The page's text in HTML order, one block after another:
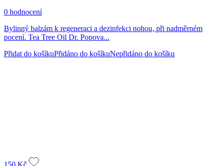
0 hodnocení
Bylinný balzám k regeneraci a dezinfekci nohou, při nadměrném
pocení. Tea Tree Oil Dr. Popova...
Přidat do košíkuPřidáno do košíkuNepřidáno do košíku
150 Kč